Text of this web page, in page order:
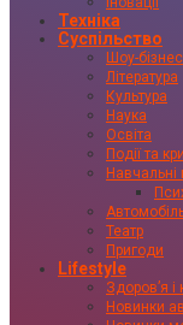
Техніка
Суспільство
Шоу-бізнес
Література
Культура
Наука
Освіта
Події та
Навчальні
Театр
Пригоди
Lifestyle
Здоровʼя і
Новинки